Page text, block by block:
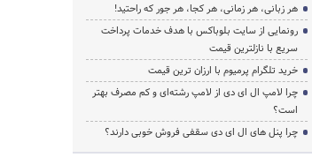
هر زبانی، هر زمانی، هر کجا، هر جور که راحتید!
رونمایی از سایت بلوباکس با هدف خدمات پرداخت
سریع با نازلترین قیمت
خرید تلگرام پرمیوم با ارزان ترین قیمت
چرا لامپ ال ای دی از لامپ رشته‌ای و کم مصرف بهتر
است؟
چرا پنل های ال ای دی سقفی فروش خوبی دارند؟